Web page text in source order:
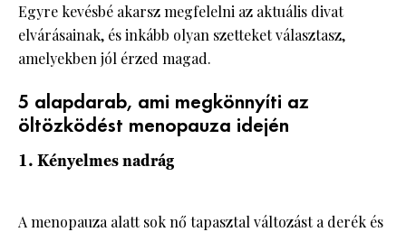
Egyre kevésbé akarsz megfelelni az aktuális divat
elvárásainak, és inkább olyan szetteket választasz,
amelyekben jól érzed magad.
5 alapdarab, ami megkönnyíti az
öltözködést menopauza idején
1. Kényelmes nadrág
A menopauza alatt sok nő tapasztal változást a derék és